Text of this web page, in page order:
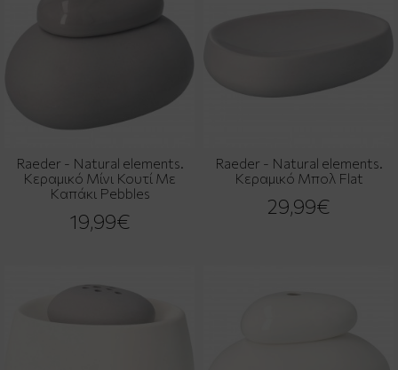
Raeder - Natural elements.
Κεραμικό Μίνι Κουτί Με
Καπάκι Pebbles
19,99€
Raeder - Natural elements.
Κεραμικό Μπολ Flat
29,99€